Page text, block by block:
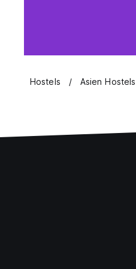
Hostels Asien Hostels